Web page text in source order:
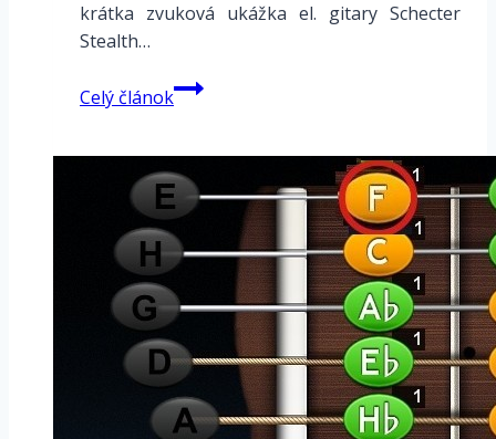
krátka zvuková ukážka el. gitary Schecter
Stealth…
Celý článokElektrické
gitary
Schecter